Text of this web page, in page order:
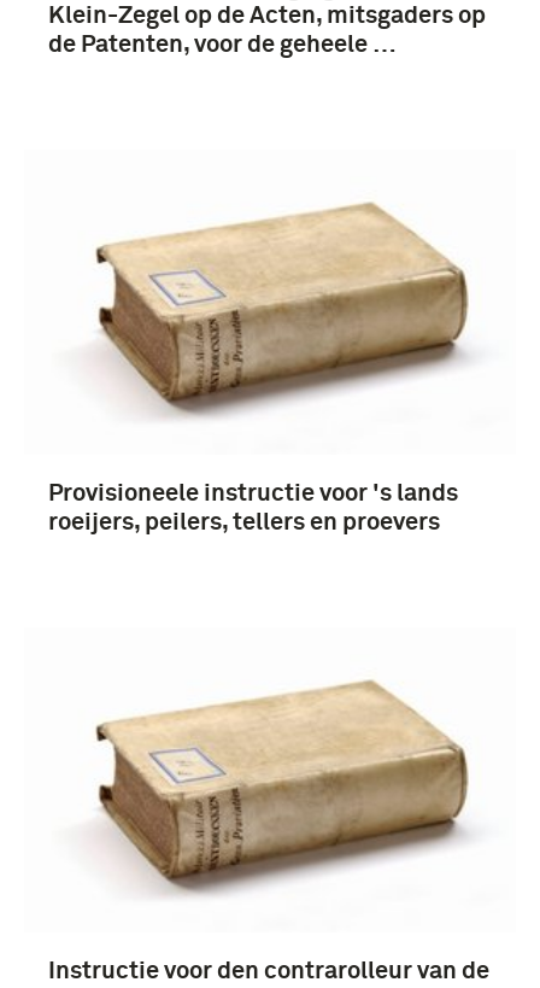
Klein-Zegel op de Acten, mitsgaders op
de Patenten, voor de geheele …
Provisioneele instructie voor 's lands
roeijers, peilers, tellers en proevers
Instructie voor den contrarolleur van de